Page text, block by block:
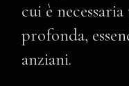
cui è
profonda,
anziani.